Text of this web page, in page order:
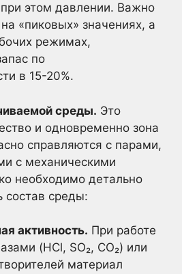
этом давлении. Важно
«пиковых» значениях, а
режимах,
по
в 15-20%.
среды. Это
и одновременно зона
справляются с парами,
с механическими
необходимо детально
состав среды:
активность. При работе
(HCl, SO₂, CO₂) или
материал